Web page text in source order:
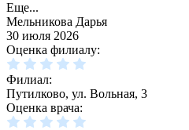
Еще...
Мельникова Дарья
30 июля 2026
Оценка филиалу:
Филиал:
Путилково, ул. Вольная, 3
Оценка врача: